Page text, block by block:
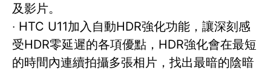
及影片。
‧ HTC U11加入自動HDR強化功能，讓深刻感
受HDR零延遲的各項優點，HDR強化會在最短
的時間內連續拍攝多張相片，找出最暗的陰暗